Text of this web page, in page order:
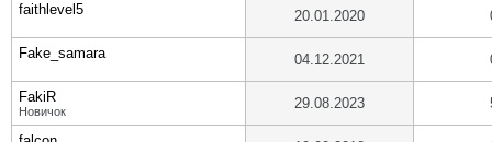
faithlevel5 20.01.2020
Fake_samara 04.12.2021
FakiR
Новичок 29.08.2023